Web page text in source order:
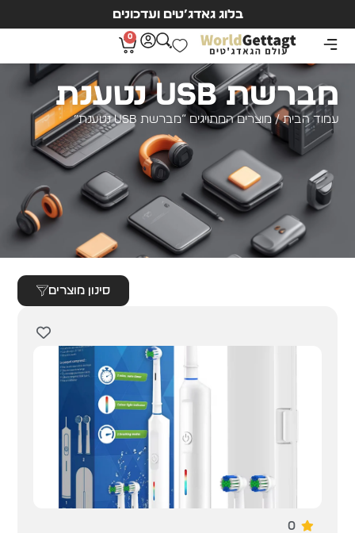
בלוג גאדג’טים ועדכונים
0
מברשת USB נטענת
עמוד הבית/ מוצרים המתויגים “מברשת USB נטענת”
סינון מוצרים
0